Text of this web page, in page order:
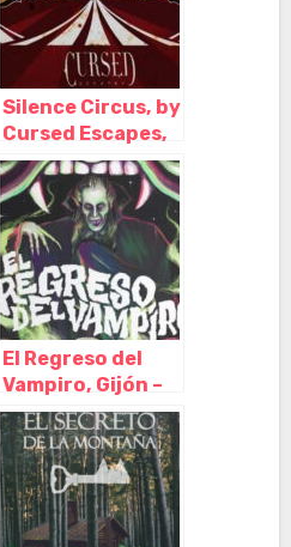
Silence Circus, by
Cursed Escapes,
Piedras Blancas –
Asturias
El Regreso del
Vampiro, Gijón –
Asturias